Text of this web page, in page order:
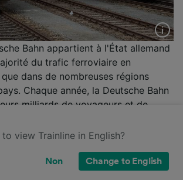
Bahn appartient à l'État allemand
du trafic ferroviaire en
dans de nombreuses régions
Chaque année, la Deutsche Bahn
milliards de voyageurs et de
en Allemagne sont desservies
des trains appartenant à la flotte
view Trainline in English?
Non Change to English